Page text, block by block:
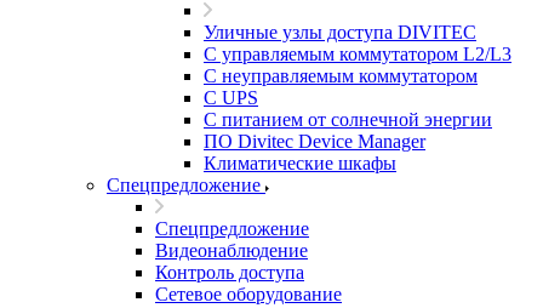
Уличные узлы доступа DIVITEC
С управляемым коммутатором L2/L3
С неуправляемым коммутатором
С UPS
С питанием от солнечной энергии
ПО Divitec Device Manager
Климатические шкафы
Спецпредложение
Спецпредложение
Видеонаблюдение
Контроль доступа
Сетевое оборудование